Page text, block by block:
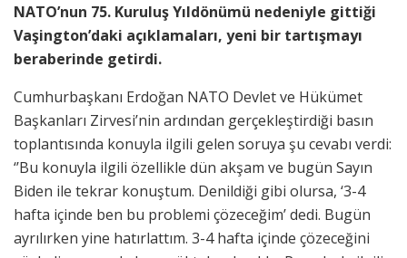
NATO’nun 75. Kuruluş Yıldönümü nedeniyle gittiği
Vaşington’daki açıklamaları, yeni bir tartışmayı
beraberinde getirdi.
Cumhurbaşkanı Erdoğan NATO Devlet ve Hükümet
Başkanları Zirvesi’nin ardından gerçekleştirdiği basın
toplantısında konuyla ilgili gelen soruya şu cevabı verdi:
‘’Bu konuyla ilgili özellikle dün akşam ve bugün Sayın
Biden ile tekrar konuştum. Denildiği gibi olursa, ‘3-4
hafta içinde ben bu problemi çözeceğim’ dedi. Bugün
ayrılırken yine hatırlattım. 3-4 hafta içinde çözeceğini